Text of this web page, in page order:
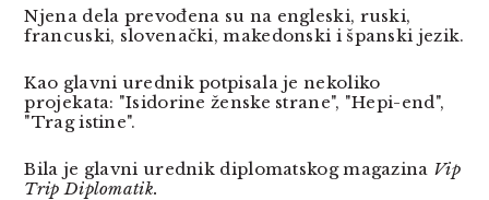
Njena dela prevođena su na engleski, ruski,
francuski, slovenački, makedonski i španski jezik.
Kao glavni urednik potpisala je nekoliko
projekata: "Isidorine ženske strane", "Hepi-end",
"Trag istine".
Bila je glavni urednik diplomatskog magazina Vip
Trip Diplomatik.